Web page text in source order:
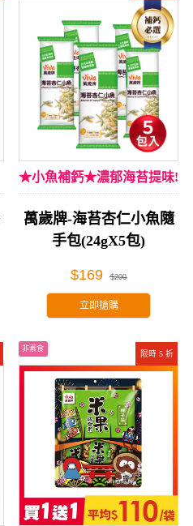
★小魚補鈣★濃郁海苔提味!
萬歲牌-海苔杏仁小魚隨
手包(24gX5包)
$169 $200
立即搶購
限時 5 折
非素食